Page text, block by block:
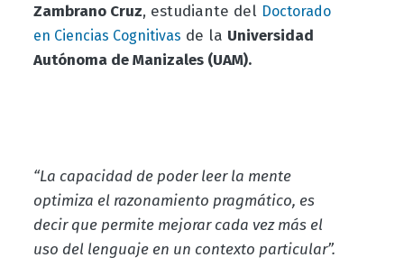
Zambrano Cruz, estudiante del Doctorado
en Ciencias Cognitivas de la Universidad
Autónoma de Manizales (UAM).
“La capacidad de poder leer la mente
optimiza el razonamiento pragmático, es
decir que permite mejorar cada vez más el
uso del lenguaje en un contexto particular”.